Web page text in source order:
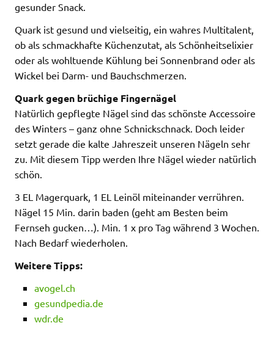
gesunder Snack.
Quark ist gesund und vielseitig, ein wahres Multitalent,
ob als schmackhafte Küchenzutat, als Schönheitselixier
oder als wohltuende Kühlung bei Sonnenbrand oder als
Wickel bei Darm- und Bauchschmerzen.
Quark gegen brüchige Fingernägel
Natürlich gepflegte Nägel sind das schönste Accessoire
des Winters – ganz ohne Schnickschnack. Doch leider
setzt gerade die kalte Jahreszeit unseren Nägeln sehr
zu. Mit diesem Tipp werden Ihre Nägel wieder natürlich
schön.
3 EL Magerquark, 1 EL Leinöl miteinander verrühren.
Nägel 15 Min. darin baden (geht am Besten beim
Fernseh gucken…). Min. 1 x pro Tag während 3 Wochen.
Nach Bedarf wiederholen.
Weitere Tipps:
avogel.ch
gesundpedia.de
wdr.de